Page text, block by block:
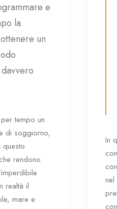
e
la
un
tempo un
di soggiorno,
rendono
realtà il
mare e
In